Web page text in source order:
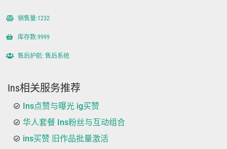
销售量:1232
库存数:9999
售后护航: 售后系统
Ins相关服务推荐
Ins点赞与曝光 ig买赞
华人套餐 Ins粉丝与互动组合
ins买赞 旧作品批量激活